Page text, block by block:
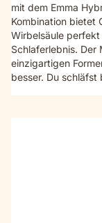
mit dem Emma
Kombination bietet
Wirbelsäule
Schlaferlebnis. Der
einzigartigen
besser. Du schläfst